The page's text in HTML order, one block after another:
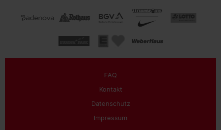
FAQ
Kontakt
Datenschutz
Impressum